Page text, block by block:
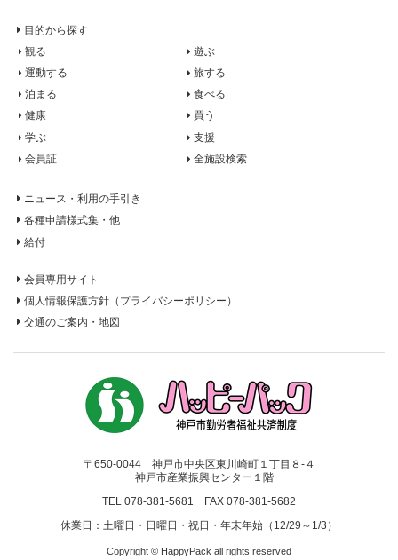
目的から探す
観る
遊ぶ
運動する
旅する
泊まる
食べる
健康
買う
学ぶ
支援
会員証
全施設検索
ニュース・利用の手引き
各種申請様式集・他
給付
会員専用サイト
個人情報保護方針 （プライバシーポリシー）
交通のご案内・地図
〒650-0044 神戸市中央区東川崎町１丁目８-４
神戸市産業振興センター１階
TEL 078-381-5681 FAX 078-381-5682
休業日： 土曜日・日曜日・祝日・ 年末年始（12/29～1/3）
Copyright © HappyPack all rights reserved